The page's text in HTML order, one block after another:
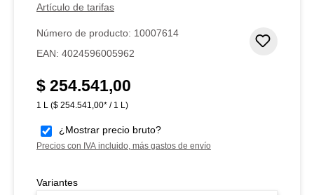
Artículo de tarifas
Número de producto: 10007614
EAN: 4024596005962
Precio normal:
$ 254.541,00
1 L ($ 254.541,00* / 1 L)
¿Mostrar precio bruto?
Precios con IVA incluido, más gastos de envío
Variantes